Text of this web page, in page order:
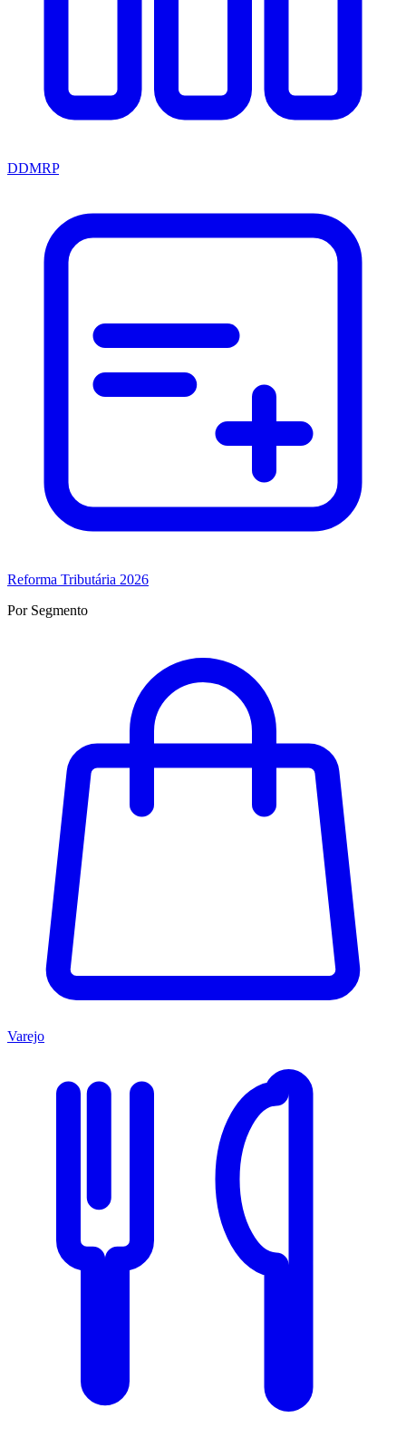
DDMRP
Reforma Tributária 2026
Por Segmento
Varejo